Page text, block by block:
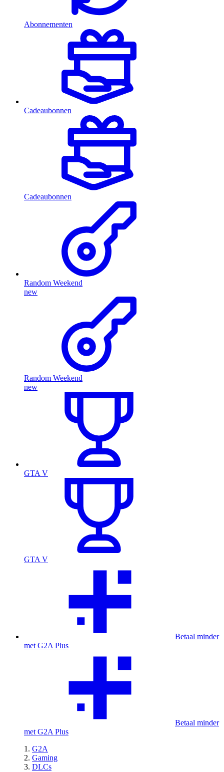
Abonnementen
Cadeaubonnen
Cadeaubonnen
Random Weekend
new
Random Weekend
new
GTA V
GTA V
Betaal minder
met G2A Plus
Betaal minder
met G2A Plus
G2A
Gaming
DLCs